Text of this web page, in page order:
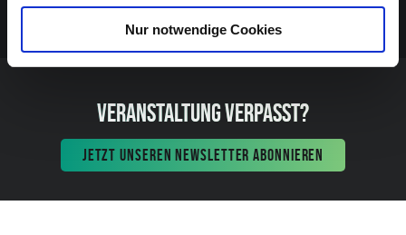
Nur notwendige Cookies
VERANSTALTUNG VERPASST?
JETZT UNSEREN NEWSLETTER ABONNIEREN